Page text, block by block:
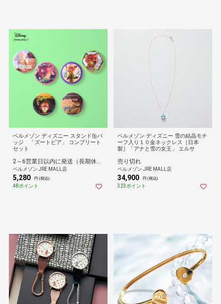
ベルメゾン ディズニー スタンド缶バ
ッジ 「ズートピア」 コンプリート
セット
2～6営業日以内に発送（長期休暇除く）
ベルメゾン JRE MALL店
5,280 円 (税込)
48ポイント
ベルメゾン ディズニー 雪の結晶モチ
ーフ入り１０金ネックレス［日本
製］「アナと雪の女王」 エルサ
売り切れ
ベルメゾン JRE MALL店
34,900 円 (税込)
323ポイント